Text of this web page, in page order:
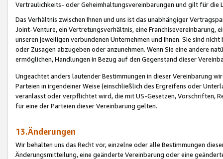
Vertraulichkeits- oder Geheimhaltungsvereinbarungen und gilt für die
Das Verhältnis zwischen Ihnen und uns ist das unabhängiger
Joint-Venture, ein Vertretungsverhältnis, eine Franchisevereinbarung,
unseren jeweiligen verbundenen Unternehmen und Ihnen. Sie sind
oder Zusagen abzugeben oder anzunehmen. Wenn Sie eine andere
ermöglichen, Handlungen in Bezug auf den Gegenstand dieser
Ungeachtet anders lautender Bestimmungen in dieser Vereinbarung
Parteien in irgendeiner Weise (einschließlich des Ergreifens oder
veranlasst oder verpflichtet wird, die mit US-Gesetzen, Vorschriften,
für eine der Parteien dieser Vereinbarung gelten.
13.Änderungen
Wir behalten uns das Recht vor, einzelne oder alle Bestimmungen
Änderungsmitteilung, eine geänderte Vereinbarung oder eine